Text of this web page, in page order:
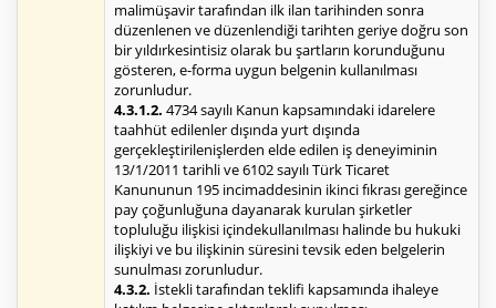
malimüşavir tarafından ilk ilan tarihinden sonra
düzenlenen ve düzenlendiği tarihten geriye doğru son
bir yıldırkesintisiz olarak bu şartların korunduğunu
gösteren, e-forma uygun belgenin kullanılması
zorunludur.
4.3.1.2. 4734 sayılı Kanun kapsamındaki idarelere
taahhüt edilenler dışında yurt dışında
gerçekleştirilenişlerden elde edilen iş deneyiminin
13/1/2011 tarihli ve 6102 sayılı Türk Ticaret
Kanununun 195 incimaddesinin ikinci fıkrası gereğince
pay çoğunluğuna dayanarak kurulan şirketler
topluluğu ilişkisi içindekullanılması halinde bu hukuki
ilişkiyi ve bu ilişkinin süresini tevsik eden belgelerin
sunulması zorunludur.
4.3.2. İstekli tarafından teklifi kapsamında ihaleye